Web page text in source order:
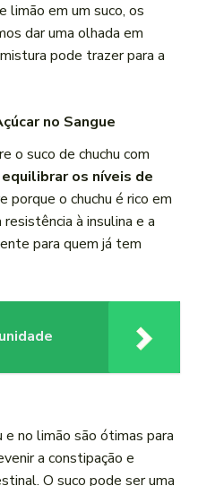
limão em um suco, os
dar uma olhada em
pode trazer para a
no Sangue
o suco de chuchu com
equilibrar os níveis de
porque o chuchu é rico em
à insulina e a
para quem já tem
no limão são ótimas para
a constipação e
O suco pode ser uma